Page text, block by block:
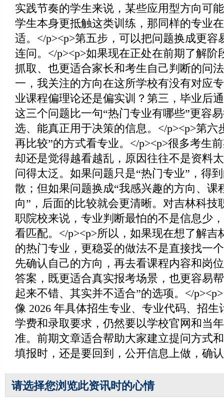
实践节奏的学生来说，某些应用型方向可
学生本身更抵触这类训练，那同样的专业
适。</p><p>第五步，可以把问题换成更容
连问。</p><p>如果现在正处在前期了解阶
抓取、也更适合家长和考生自己判断的问
一，我关注的方向在这所学校有没有对应
业课程偏理论还是偏实训？第三，毕业后
这三个问题比一句“热门专业有哪些”更容
选、能真正用于决策的信息。</p><p>第六
再比较”的方式看专业。</p><p>很多考生
却还是觉得越看越乱，原因往往不是资料
问得太泛。如果问题只是“热门专业”，得
散；但如果问题换成“我感兴趣的方向、课
向”，后面的比较就会更清晰。对吉林科技
职院校来说，专业判断最怕的不是信息少
看匹配。</p><p>所以，如果现在想了解吉
的热门专业，更稳妥的做法不是直接找一
先确认自己的方向，再去看课程内容和岗
答案，既更适合真实报考场景，也更容易
起来不错、其实并不适合”的选项。</
像 2026 年具体招生专业、专业代码、招生
学费和录取要求，仍然要以学校官网和当
准。前期文章适合帮助大家建立提问方式
填报时，还是要回到，公开信息上做，确
请选择您浏览此资讯时的心情